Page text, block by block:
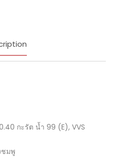
กะรัต น้ำ 99 (E), VVS
ชมพู